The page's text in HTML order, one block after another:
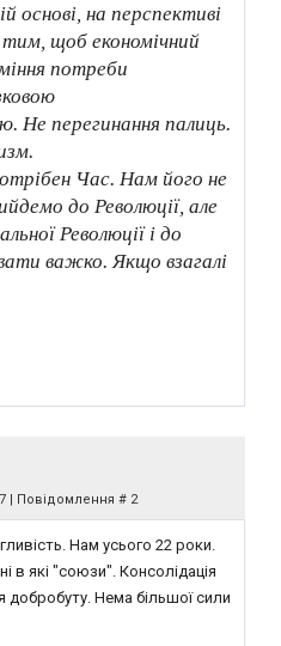
основі, на перспективі
тим, щоб економічний
потреби
Не перегинання палиць.
Час. Нам його не
до Революції, але
Революції і до
важко. Якщо взагалі
| Повідомлення # 2
Нам усього 22 роки.
в які "союзи". Консолідація
Нема більшої сили